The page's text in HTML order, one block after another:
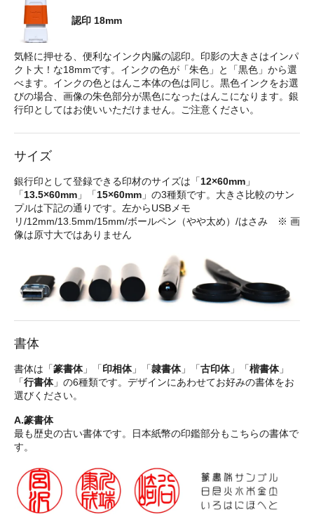
認印 18mm
気軽に押せる、便利なインク内臓の認印。印影の大きさはインパ
クト大！な18mmです。インクの色が「朱色」と「黒色」から選
べます。インクの色とはんこ本体の色は同じ。黒色インクをお選
びの場合、画像の朱色部分が黒色になったはんこになります。銀
行印としてはお使いいただけません。ご注意ください。
サイズ
銀行印として登録できる印材のサイズは「12×60mm 」
「13.5×60mm 」「15×60mm 」の3種類です。大きさ比較のサン
プルは下記の通りです。左からUSBメモ
リ/12mm/13.5mm/15mm/ボールペン（やや太め）/はさみ ※ 画
像は原寸大ではありません
書体
書体は「篆書体」「印相体」「隷書体」「古印体」「楷書体」
「行書体」の6種類です。デザインにあわせてお好みの書体をお
選びください。
A.篆書体
最も歴史の古い書体です。日本紙幣の印鑑部分もこちらの書体で
す。